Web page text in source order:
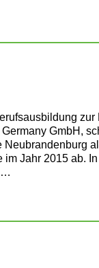
zur
GmbH,
Neubrandenburg
Jahr 2015 ab.
…